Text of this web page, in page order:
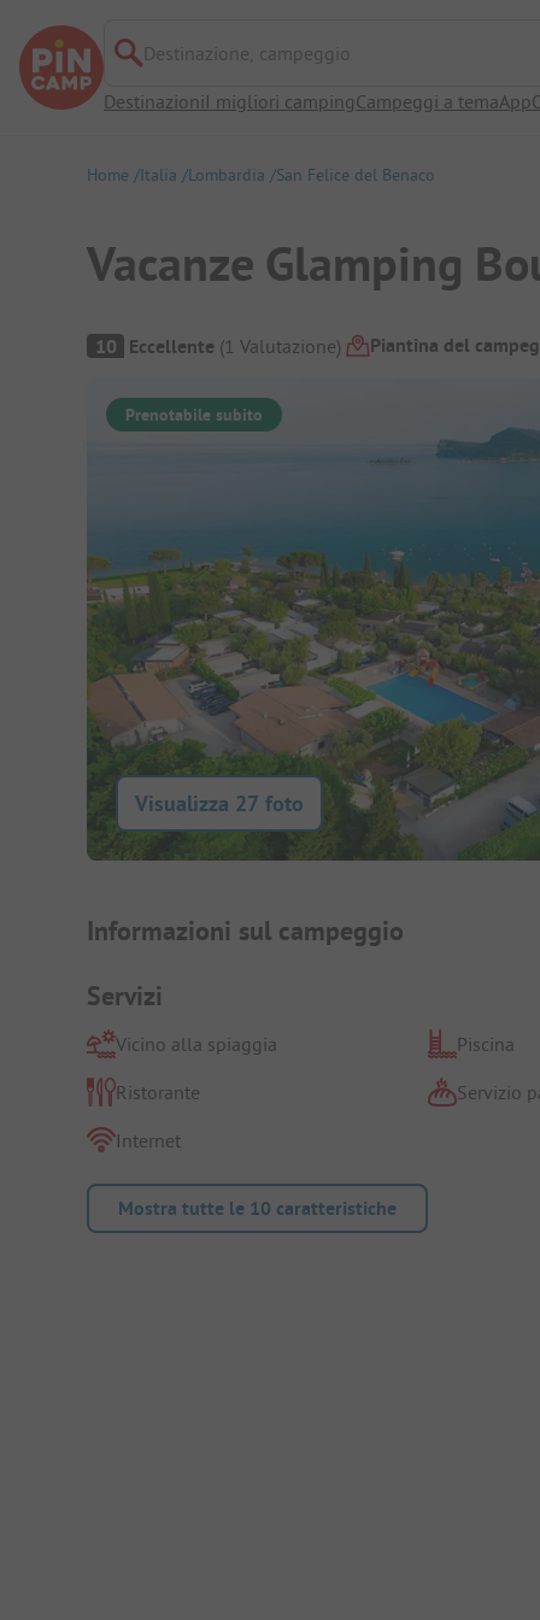
Destinazione, campeggio
DestinazioniI migliori campingCampeggi a temaApp
Home Italia Lombardia San Felice del Benaco
Vacanze Glamping
Panoramica del campeggio
10 Eccellente (1 Valutazione) Piantina del
Prenotabile subito
Visualizza 27 foto
Presentazione del
Informazioni sul campeggio
Servizi
Vicino alla spiaggia
Piscina
Ristorante
Servizio
Internet
Mostra tutte le 10 caratteristiche